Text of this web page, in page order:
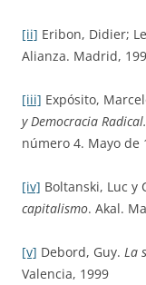
[ii] Eribon, Didier;
Alianza. Madrid,
[iii] Expósito,
y Democracia Radical.
número 4. Mayo de
[iv] Boltanski, Luc y
capitalismo. Akal.
[v] Debord, Guy. La
Valencia, 1999